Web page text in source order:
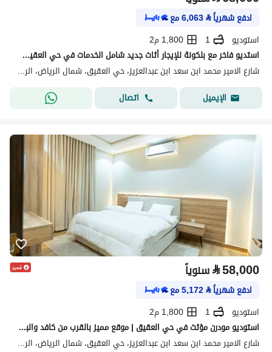
ادفع شهرياً⃁
6,063مع
استوديو
1
1,800 م2
استديو فاخر مع بلكونة للإيجار أثاث جديد شامل الخدمات في حي العقيق بالرياض
شارع الامير محمد ابن سعد ابن عبدالعزيز، حي العقيق، شمال الرياض، الرياض
الإيميل
اتصال
⃁58,000 سنوياً
ادفع شهرياً⃁
5,172مع
استوديو
1
1,800 م2
استوديو مودرن مؤثث في حي العقيق | موقع مميز بالقرب من كافد والبوليفارد
شارع الامير محمد ابن سعد ابن عبدالعزيز، حي العقيق، شمال الرياض، الرياض